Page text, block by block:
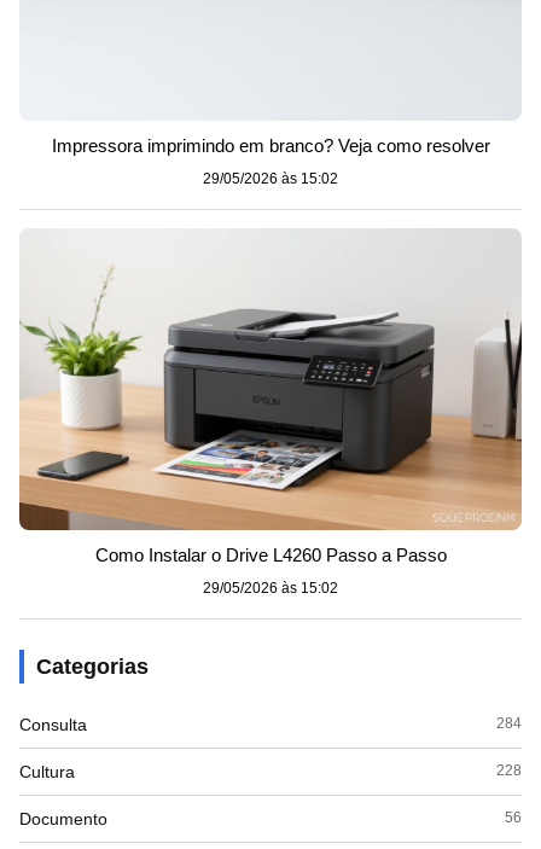
Impressora imprimindo em branco? Veja como resolver
29/05/2026 às 15:02
Como Instalar o Drive L4260 Passo a Passo
29/05/2026 às 15:02
Categorias
Consulta 284
Cultura 228
Documento 56